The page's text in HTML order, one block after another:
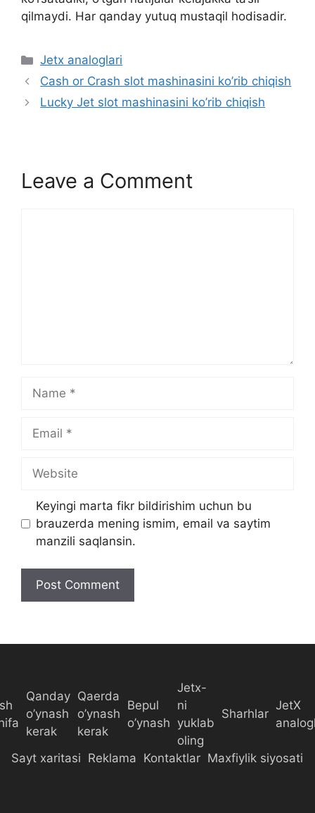
qilmaydi. Har qanday yutuq mustaqil hodisadir.
C
a
e
i
Jetx analoglari
Cash or Crash slot mashinasini ko’rib chiqish
Lucky Jet slot mashinasini ko’rib chiqish
Leave a Comment
s
e
Keyingi marta fikr bildirishim uchun bu
brauzerda mening ismim, email va saytim
manzili saqlansin.
Qanday
o’ynash
kerak
Qaerda
o’ynash
kerak
Bepul
o’ynash
Jetx-
ni
yuklab
oling
Sharhlar
JetX
Sayt xaritasi Reklama Kontaktlar Maxfiylik siyosati